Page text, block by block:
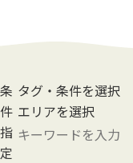
条
件
指
定
タグ・条件を選択
エリアを選択